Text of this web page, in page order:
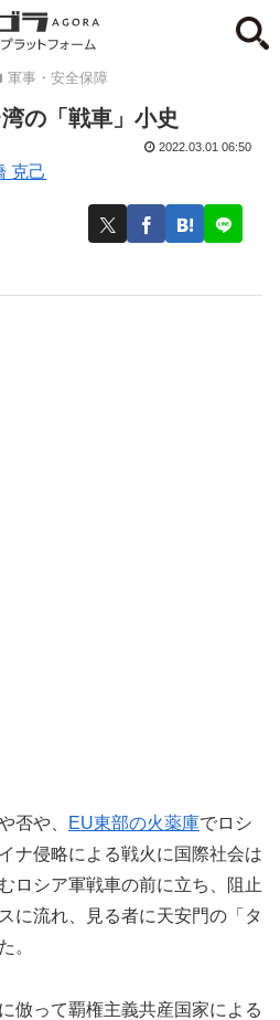
軍事・安全保障
の「戦車」小史
克己
2022.03.01 06:50
否や、 EU東部の火薬庫でロシ
ナ侵略による戦火に国際社会は
ロシア軍戦車の前に立ち、阻止
に流れ、見る者に天安門の「タ
。
倣って覇権主義共産国家による